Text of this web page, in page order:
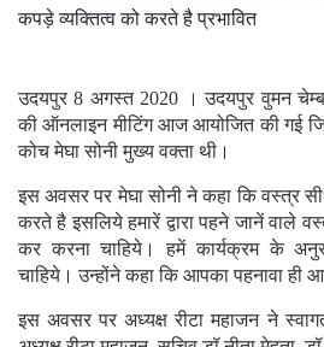
कपड़े व्यक्तित्व को करते है प्रभावित
उदयपुर 8 अगस्त 2020 । उदयपुर वुमन
की ऑनलाइन मीटिंग आज आयोजित की गई
कोच मेघा सोनी मुख्य वक्ता थी।
इस अवसर पर मेघा सोनी ने कहा कि वस्त्र
करते है इसलिये हमारें द्वारा पहने जानें वाले
कर करना चाहिये। हमें कार्यक्रम के
चाहिये। उन्होंने कहा कि आपका पहनावा ही
इस अवसर पर अध्यक्ष रीटा महाजन ने